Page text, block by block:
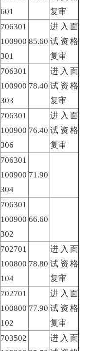
601
复审
706301
100900
301
85.60
进入面
试资格
复审
706301
100900
303
78.40
进入面
试资格
复审
706301
100900
306
76.40
进入面
试资格
复审
706301
100900
304
71.90
706301
100900
302
66.60
702701
100800
104
78.80
进入面
试资格
复审
702701
100800
102
77.90
进入面
试资格
复审
703502
进入面